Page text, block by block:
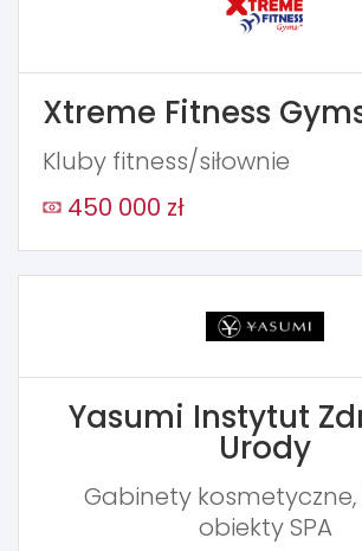
Xtreme Fitness
Kluby fitness/siłownie
450 000 zł
Yasumi Instytut
Urody
Gabinety
obiekty SPA